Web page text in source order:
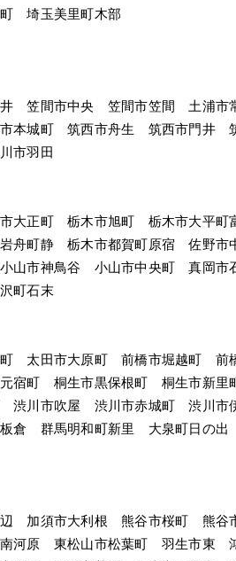
　埼玉美里町木部
　笠間市中央　笠間市笠間　土浦
本城町　筑西市舟生　筑西市門井
市羽田
大正町　栃木市旭町　栃木市大平
舟町静　栃木市都賀町原宿　佐野
山市神鳥谷　小山市中央町　真岡
町石末
　太田市大原町　前橋市堀越町　
宿町　桐生市黒保根町　桐生市新
渋川市吹屋　渋川市赤城町　渋川
倉　群馬明和町新里　大泉町日の
　加須市大利根　熊谷市桜町　熊
河原　東松山市松葉町　羽生市東